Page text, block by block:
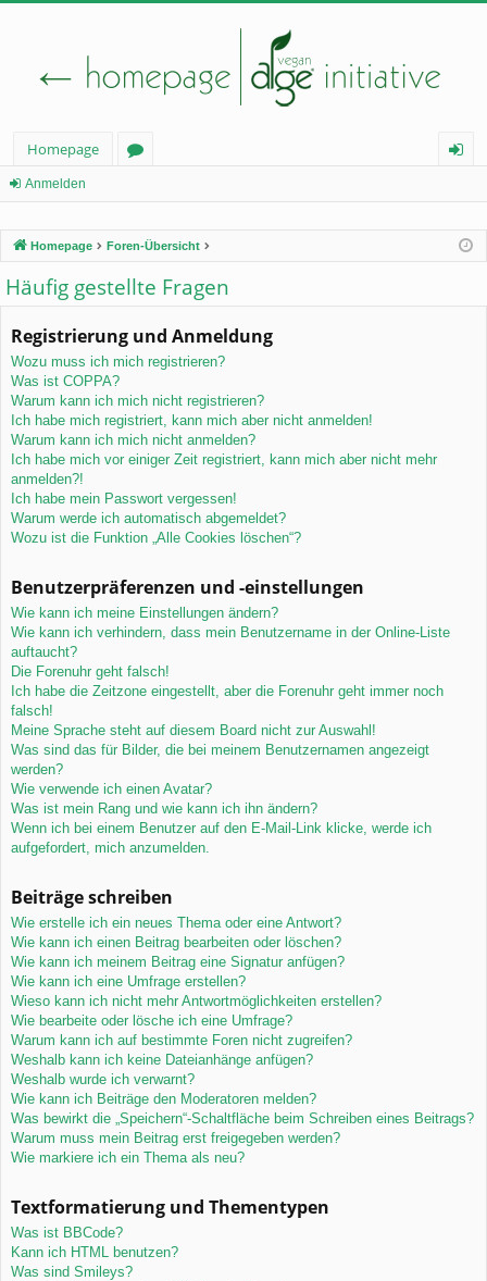
Homepage
el
Anmelden
Homepage Foren-Übersicht
Häufig gestellte Fragen
Registrierung und Anmeldung
Wozu muss ich mich registrieren?
Was ist COPPA?
Warum kann ich mich nicht registrieren?
Ich habe mich registriert, kann mich aber nicht anmelden!
Warum kann ich mich nicht anmelden?
Ich habe mich vor einiger Zeit registriert, kann mich aber nicht mehr
anmelden?!
Ich habe mein Passwort vergessen!
Warum werde ich automatisch abgemeldet?
Wozu ist die Funktion „Alle Cookies löschen“?
Benutzerpräferenzen und -einstellungen
Wie kann ich meine Einstellungen ändern?
Wie kann ich verhindern, dass mein Benutzername in der Online-Liste
auftaucht?
Die Forenuhr geht falsch!
Ich habe die Zeitzone eingestellt, aber die Forenuhr geht immer noch
falsch!
Meine Sprache steht auf diesem Board nicht zur Auswahl!
Was sind das für Bilder, die bei meinem Benutzernamen angezeigt
werden?
Wie verwende ich einen Avatar?
Was ist mein Rang und wie kann ich ihn ändern?
Wenn ich bei einem Benutzer auf den E-Mail-Link klicke, werde ich
aufgefordert, mich anzumelden.
Beiträge schreiben
Wie erstelle ich ein neues Thema oder eine Antwort?
Wie kann ich einen Beitrag bearbeiten oder löschen?
Wie kann ich meinem Beitrag eine Signatur anfügen?
Wie kann ich eine Umfrage erstellen?
Wieso kann ich nicht mehr Antwortmöglichkeiten erstellen?
Wie bearbeite oder lösche ich eine Umfrage?
Warum kann ich auf bestimmte Foren nicht zugreifen?
Weshalb kann ich keine Dateianhänge anfügen?
Weshalb wurde ich verwarnt?
Wie kann ich Beiträge den Moderatoren melden?
Was bewirkt die „Speichern“-Schaltfläche beim Schreiben eines Beitrags?
Warum muss mein Beitrag erst freigegeben werden?
Wie markiere ich ein Thema als neu?
Textformatierung und Thementypen
Was ist BBCode?
Kann ich HTML benutzen?
Was sind Smileys?